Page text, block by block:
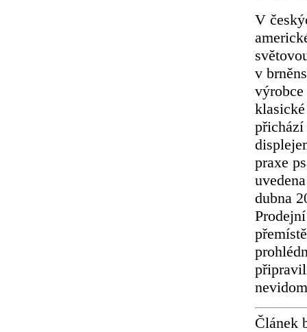
V
v
přichází
praxe
dubna
Článek